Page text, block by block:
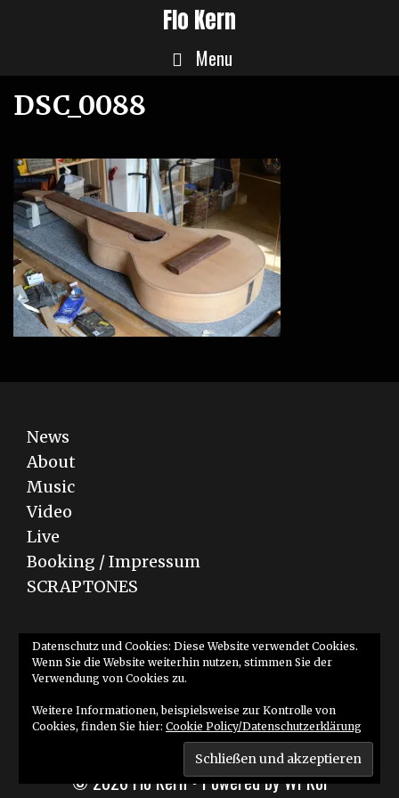
Flo Kern
Menu
DSC_0088
News
About
Music
Video
Live
Booking / Impressum
SCRAPTONES
Bandcamp
YouTubeSoundCloud
© 2026 Flo Kern• Powered byWPKoi
Datenschutz und Cookies: Diese Website verwendet Cookies.
Wenn Sie die Website weiterhin nutzen, stimmen Sie der
Verwendung von Cookies zu.
Weitere Informationen, beispielsweise zur Kontrolle von
Cookies, finden Sie hier: Cookie Policy/Datenschutzerklärung